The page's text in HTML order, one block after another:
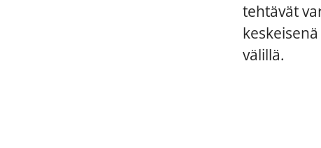
tehtävät
välillä.